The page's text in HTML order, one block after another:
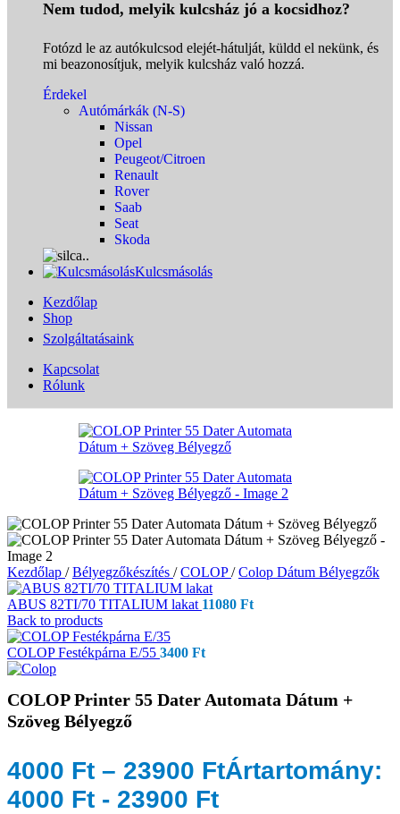
Nem tudod, melyik kulcsház jó a kocsidhoz?
Fotózd le az autókulcsod elejét-hátulját, küldd el nekünk, és
mi beazonosítjuk, melyik kulcsház való hozzá.
Érdekel
Autómárkák (N-S)
Nissan
Opel
Peugeot/Citroen
Renault
Rover
Saab
Seat
Skoda
Kulcsmásolás
Kezdőlap
Shop
Szolgáltatásaink
Kapcsolat
Rólunk
Kezdőlap / Bélyegzőkészítés / COLOP/ Colop Dátum Bélyegzők
ABUS 82TI/70 TITALIUM lakat 11080 Ft
Back to products
COLOP Festékpárna E/55 3400 Ft
COLOP Printer 55 Dater Automata Dátum +
Szöveg Bélyegző
4000 Ft – 23900 FtÁrtartomány:
4000 Ft - 23900 Ft